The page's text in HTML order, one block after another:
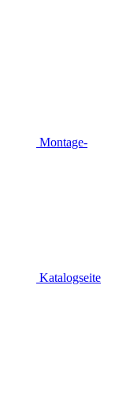
Montage-
Katalogseite